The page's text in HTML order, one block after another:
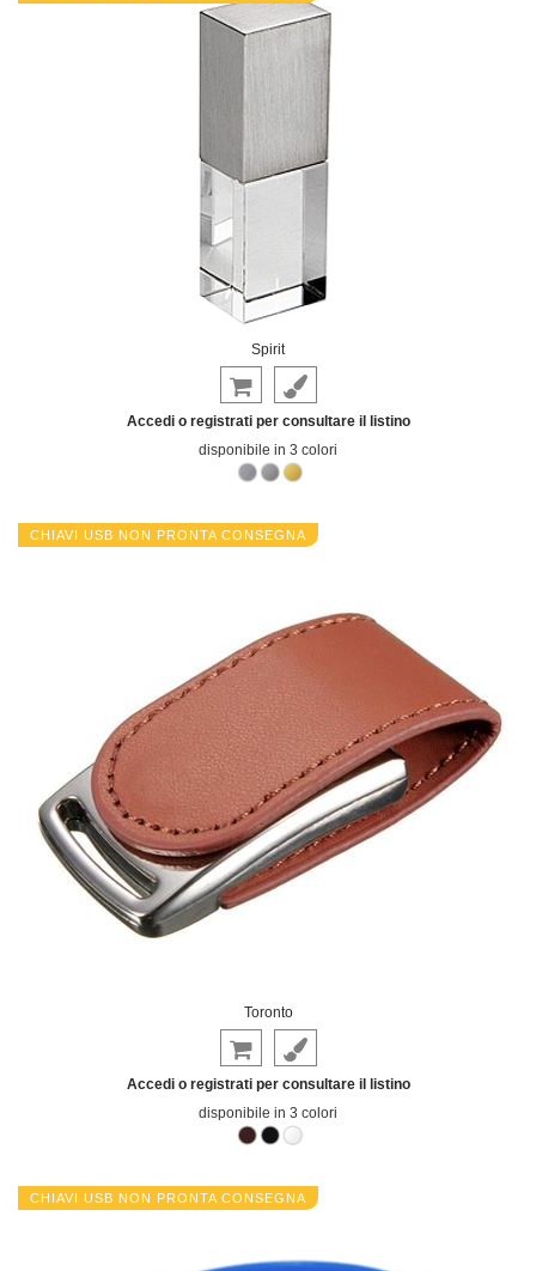
Spirit
Accedi o registrati per consultare il listino
disponibile in 3 colori
CHIAVI USB NON PRONTA CONSEGNA
Toronto
Accedi o registrati per consultare il listino
disponibile in 3 colori
CHIAVI USB NON PRONTA CONSEGNA